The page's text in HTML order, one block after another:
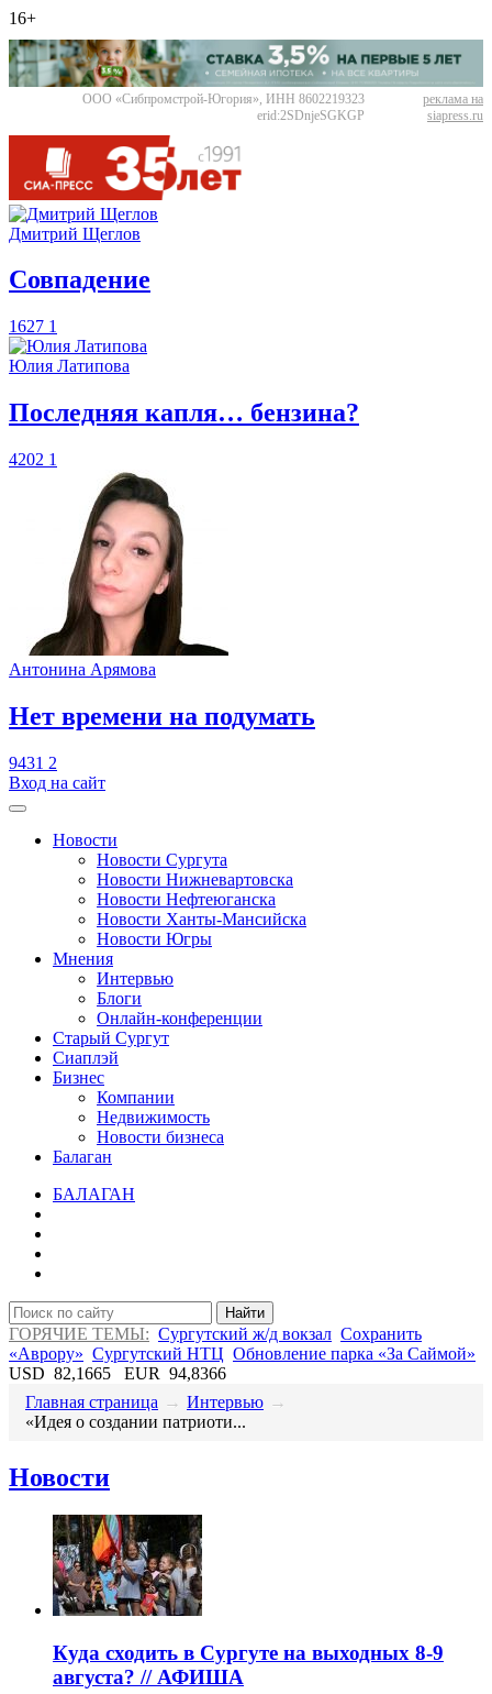
16+
ООО «Сибпромстрой-Югория», ИНН 8602219323
erid:2SDnjeSGKGP
реклама на
siapress.ru
Дмитрий Щеглов
​Совпадение
1627 1
Юлия Латипова
​Последняя капля… бензина?
4202 1
Антонина Арямова
​Нет времени на подумать
9431 2
Вход на сайт
Новости
Новости Сургута
Новости Нижневартовска
Новости Нефтеюганска
Новости Ханты-Мансийска
Новости Югры
Мнения
Интервью
Блоги
Онлайн-конференции
Старый Сургут
Сиаплэй
Бизнес
Компании
Недвижимость
Новости бизнеса
Балаган
БАЛАГАН
Найти
ГОРЯЧИЕ ТЕМЫ: Сургутский ж/д вокзал Сохранить
«Аврору» Сургутский НТЦ Обновление парка «За Саймой»
USD 82,1665 EUR 94,8366
Главная страница → Интервью →
​«Идея о создании патриоти...
Новости
​Куда сходить в Сургуте на выходных 8-9
августа? // АФИША